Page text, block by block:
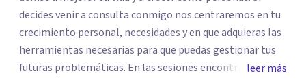
decides venir a consulta conmigo nos centraremos en tu
crecimiento personal, necesidades y en que adquieras las
herramientas necesarias para que puedas gestionar tus
futuras problemáticas. En las sesiones encontrarás un
leer más